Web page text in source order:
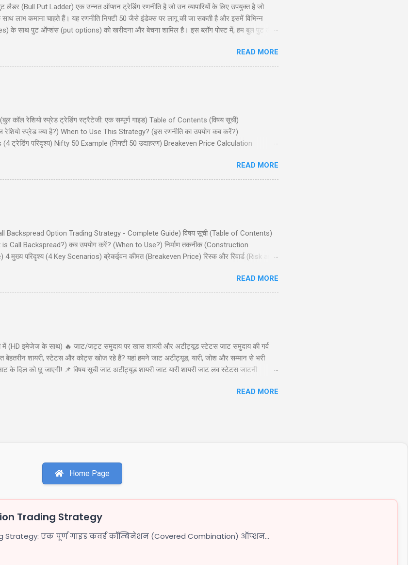
(Bull Put Ladder) एक उन्नत ऑप्शन ट्रेडिंग रणनीति है जो उन व्यापारियों के लिए उपयुक्त है जो
लाभ कमाना चाहते हैं। यह रणनीति निफ्टी 50 जैसे इंडेक्स पर लागू की जा सकती है और इसमें विभिन्न
के साथ पुट ऑप्शंस (put options) को खरीदना और बेचना शामिल है। इस ब्लॉग पोस्ट में, हम बुल पुट लैडर
आपको इस रणनीति को समझने और लागू करने में मदद करना है ताकि आप सूचित निर्णय ले सकें। सामग्री
(What is Bull Put Ladder?) 3. रणनीति का निर...
READ MORE
रेशियो स्प्रेड ट्रेडिंग स्ट्रैटेजी: एक सम्पूर्ण गाइड) Table of Contents (विषय सूची)
स्प्रेड क्या है?) When to Use This Strategy? (इस रणनीति का उपयोग कब करें?)
ट्रेडिंग परिदृश्य) Nifty 50 Example (निफ्टी 50 उदाहरण) Breakeven Price Calculation
स्प्रेड (Bull Call Ratio Spread) एक उन्नत ऑप्शन ट्रेडिंग रणनीति है जो मध्यम बुलिश (bullish) मार्केट
और एक कॉल ऑप्शन बेचने का संयोजन है, ...
READ MORE
Backspread Option Trading Strategy - Complete Guide) विषय सूची (Table of Contents)
Call Backspread?) कब उपयोग करें? (When to Use?) निर्माण तकनीक (Construction
मुख्य परिदृश्य (4 Key Scenarios) ब्रेकईवन कीमत (Breakeven Price) रिस्क और रिवार्ड (Risk and
एक उन्नत ऑप्शन ट्रेडिंग स्ट्रैटेजी है जो तेजी (bullish) के दृष्टिकोण वाले ट्रेडर्स के लिए उपयुक्त है,
की संभावना दिखाई देती है। यह स्ट्रैटेजी कम लागत पर असीमित लाभ (unlimited profit potential) की
READ MORE
में (HD इमेजेज के साथ) 🔥 जाट/जट्ट समुदाय पर खास शायरी और अटीट्यूड स्टेटस जाट समुदाय की गर्व
बेहतरीन शायरी, स्टेटस और कोट्स खोज रहे हैं? यहां हमने जाट अटीट्यूड, यारी, जोश और सम्मान से भरी
के दिल को छू जाएगी! 📌 विषय सूची जाट अटीट्यूड शायरी जाट यारी शायरी जाट लव स्टेटस जाटनी
रे खतरनाक है जाट..!!" इस शायरी को शेयर करें: WhatsApp Facebook Twitter 2. जाट अटीट्यूड स्टेटस
READ MORE
Home Page
Trading Strategy
Strategy: एक पूर्ण गाइड कवर्ड कॉम्बिनेशन (Covered Combination) ऑप्शन...